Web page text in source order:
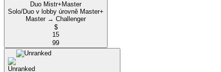
Duo Mistr+ Master
Solo/Duo v lobby úrovně Master+
Master → Challenger
$
15
99